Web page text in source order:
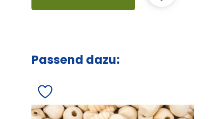
Passend dazu: